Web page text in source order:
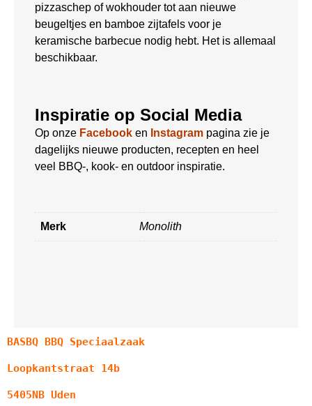
pizzaschep of wokhouder tot aan nieuwe
beugeltjes en bamboe zijtafels voor je
keramische barbecue nodig hebt. Het is allemaal
beschikbaar.
Inspiratie op Social Media
Op onze Facebook en Instagram pagina zie je
dagelijks nieuwe producten, recepten en heel
veel BBQ-, kook- en outdoor inspiratie.
Merk Monolith
BASBQ BBQ Speciaalzaak
Loopkantstraat 14b
5405NB Uden